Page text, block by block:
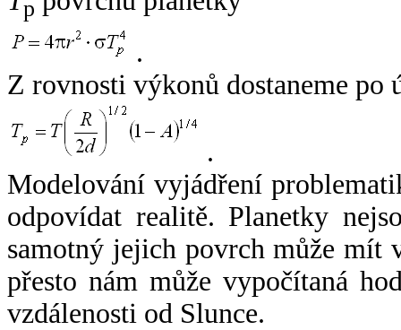
p
.
Z rovnosti výkonů dostaneme po
.
Modelování vyjádření
odpovídat realitě. Planetky
samotný jejich povrch může mít
přesto nám může vypočítaná
vzdálenosti od Slunce.